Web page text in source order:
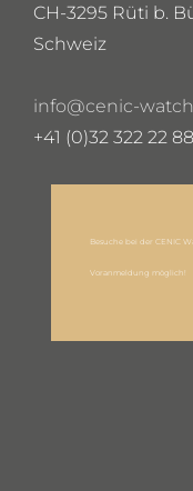
CH-3295 Rüti b.
Schweiz
info@cenic-
+41 (0)32 322 22 88
Besuche bei der CENIC
Voranmeldung möglich!